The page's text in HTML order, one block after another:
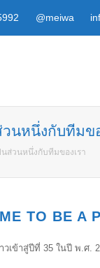
@meiwa
นหนึ่งกับทีมข
นส่วนหนึ่งกับทีมของเรา
TO BE A
วเข้าสู่ปีที่ 35 ในปี พ.ศ.